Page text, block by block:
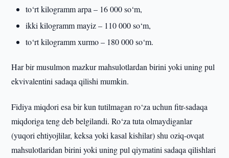
to‘rt kilogramm arpa – 16 000 so‘m,
ikki kilogramm mayiz – 110 000 so‘m,
to‘rt kilogramm xurmo – 180 000 so‘m.
Har bir musulmon mazkur mahsulotlardan birini yoki uning pul
ekvivalentini sadaqa qilishi mumkin.
Fidiya miqdori esa bir kun tutilmagan ro‘za uchun fitr-sadaqa
miqdoriga teng deb belgilandi. Ro‘za tuta olmaydiganlar
(yuqori ehtiyojlilar, keksa yoki kasal kishilar) shu oziq-ovqat
mahsulotlaridan birini yoki uning pul qiymatini sadaqa qilishlari